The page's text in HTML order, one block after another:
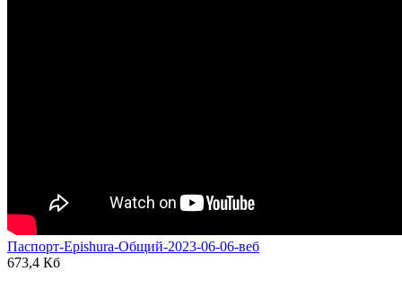
Паспорт-Epishura-Общий-2023-06-06-веб
673,4 Кб